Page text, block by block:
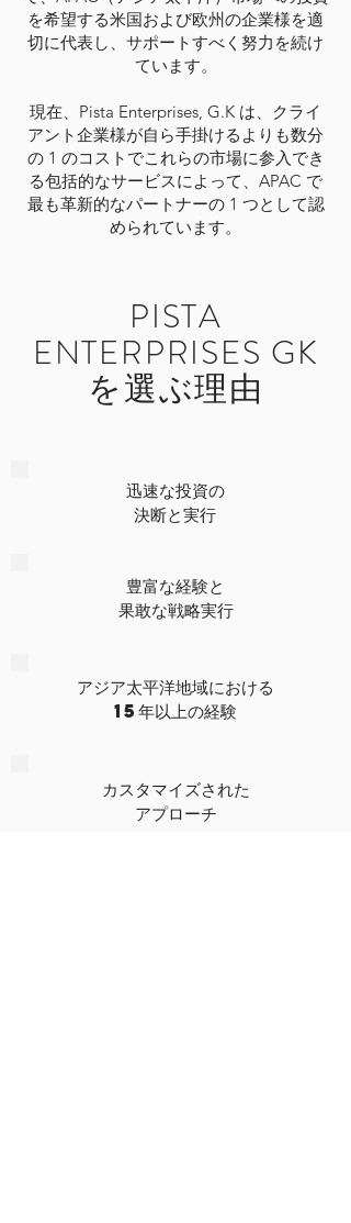
を希望する米国および欧州の企業様を適
切に代表し、サポートすべく努力を続け
ています。
現在、Pista Enterprises, G.K は、クライ
アント企業様が自ら手掛けるよりも数分
の 1 のコストでこれらの市場に参入でき
る包括的なサービスによって、APAC で
最も革新的なパートナーの 1 つとして認
められています。
PISTA
ENTERPRISES GK
を選ぶ理由
迅速な投資の
決断と実行
豊富な経験と
果敢な戦略実行
アジア太平洋地域における
15年以上の経験
カスタマイズされた
アプローチ